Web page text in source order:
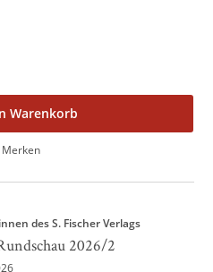
Warenkorb
Merken
des S. Fischer Verlags
2026/2